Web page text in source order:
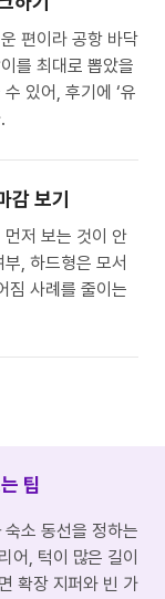
편이라 공항 바닥
를 최대로 뽑았을
있어, 후기에 ‘유
감 보기
저 보는 것이 안
, 하드형은 모서
짐 사례를 줄이는
팁
소 동선을 정하는
어, 턱이 많은 길이
확장 지퍼와 빈 가